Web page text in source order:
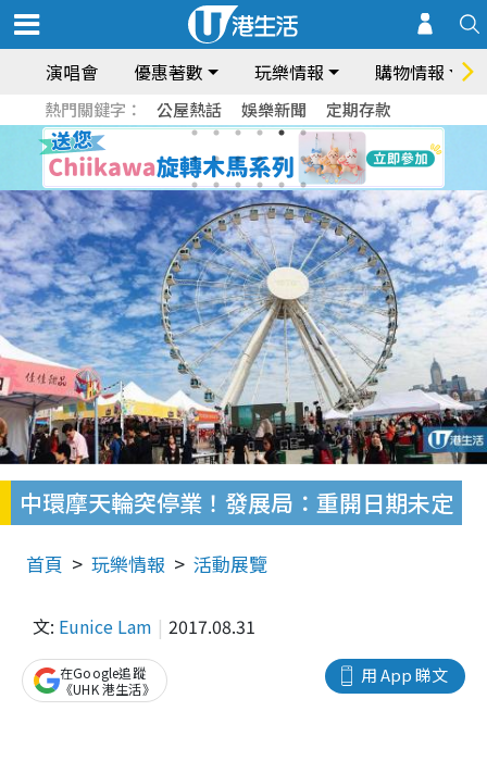
演唱會 優惠著數 玩樂情報 購物情報
熱門關鍵字： 公屋熱話 娛樂新聞 定期存款
中環摩天輪突停業！發展局：重開日期未定
首頁 玩樂情報 活動展覽
文: Eunice Lam 2017.08.31
用 App 睇文
在Google追蹤
《UHK 港生活》